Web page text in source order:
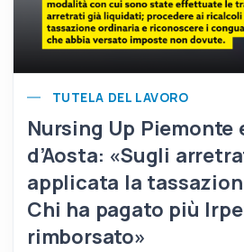
TUTELA DEL LAVORO
Nursing Up Piemonte
d’Aosta: «Sugli
applicata la
Chi ha pagato più
rimborsato»